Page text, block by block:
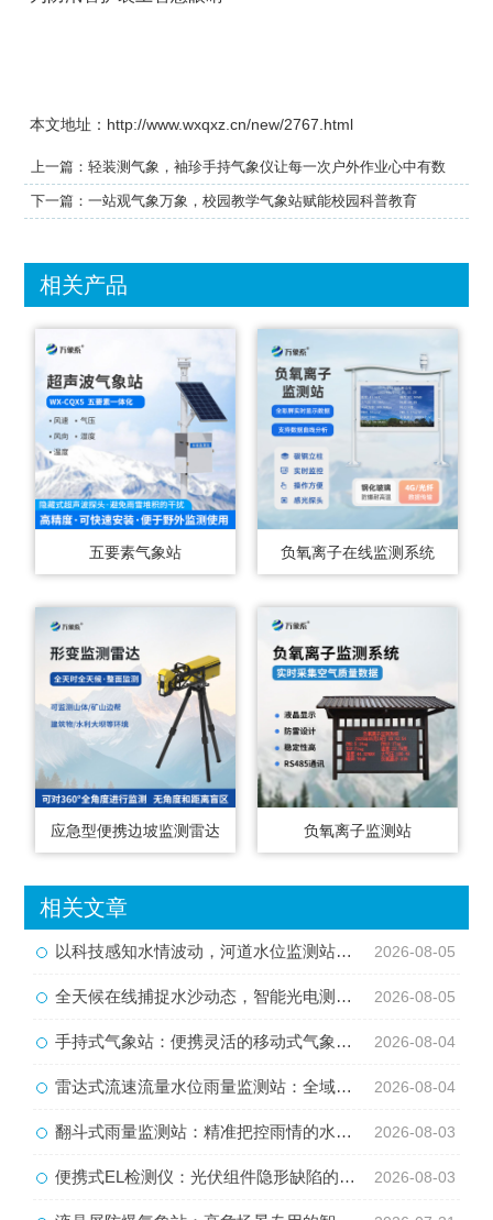
本文地址：http://www.wxqxz.cn/new/2767.html
上一篇： 轻装测气象，袖珍手持气象仪让每一次户外作业心中有数
下一篇： 一站观气象万象，校园教学气象站赋能校园科普教育
相关产品
五要素气象站 负氧离子在线监测系统
应急型便携边坡监测雷达 负氧离子监测站
相关文章
以科技感知水情波动，河道水位监测站守护流域河道安全 2026-08-05
全天候在线捕捉水沙动态，智能光电测沙仪守护水域水沙安全 2026-08-05
手持式气象站：便携灵活的移动式气象监测智能设备 2026-08-04
雷达式流速流量水位雨量监测站：全域水文智慧监测一体化设备 2026-08-04
翻斗式雨量监测站：精准把控雨情的水利水文监测设备 2026-08-03
便携式EL检测仪：光伏组件隐形缺陷的移动检测利器 2026-08-03